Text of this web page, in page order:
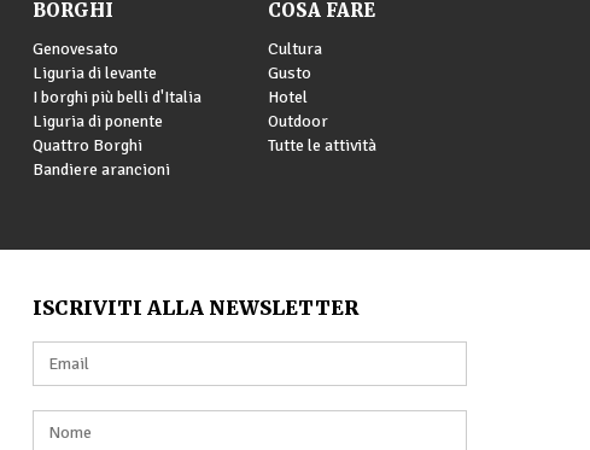
BORGHI
Genovesato
Liguria di levante
I borghi più belli d'Italia
Liguria di ponente
Quattro Borghi
Bandiere arancioni
COSA FARE
Cultura
Gusto
Hotel
Outdoor
Tutte le attività
ISCRIVITI ALLA NEWSLETTER